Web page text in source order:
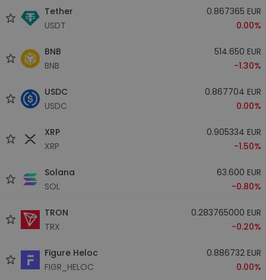
Tether
USDT
0.867365 EUR
0.00%
BNB
BNB
514.650 EUR
-1.30%
USDC
USDC
0.867704 EUR
0.00%
XRP
XRP
0.905334 EUR
-1.50%
Solana
SOL
63.600 EUR
-0.80%
TRON
TRX
0.283765000 EUR
-0.20%
Figure Heloc
FIGR_HELOC
0.886732 EUR
0.00%